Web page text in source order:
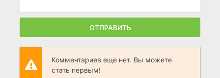
ОТПРАВИТЬ
Комментариев еще нет. Вы можете
стать первым!